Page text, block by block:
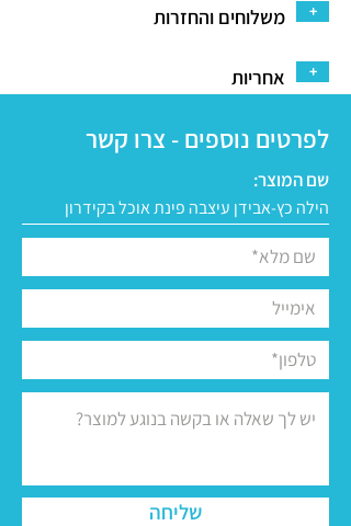
משלוחים והחזרות +
אחריות +
לפרטים נוספים - צרו קשר
שם המוצר:
שליחה